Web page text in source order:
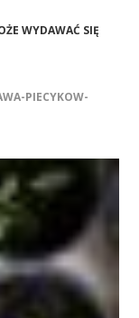
WYDAWAĆ SIĘ
PIECYKOW-